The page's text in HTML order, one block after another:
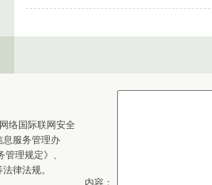
络国际联网安全
息服务管理办
理规定》、
律法规。
内容：